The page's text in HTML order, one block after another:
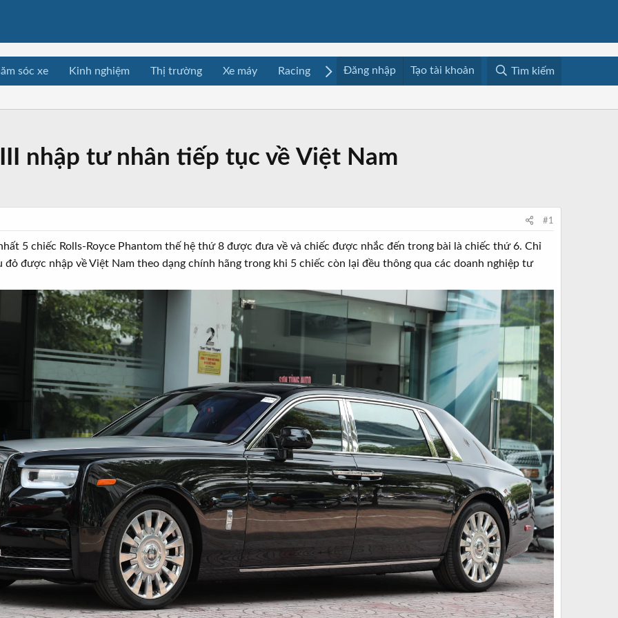
sóc xe Kinh nghiệm Thị trường Xe máy Racing Mua bán Media Resources
Đăng nhập Tạo tài khoản Tìm kiếm
nhập tư nhân tiếp tục về Việt Nam
#1
5 chiếc Rolls-Royce Phantom thế hệ thứ 8 được đưa về và chiếc được nhắc đến trong bài là chiếc thứ 6. Chỉ
đỏ được nhập về Việt Nam theo dạng chính hãng trong khi 5 chiếc còn lại đều thông qua các doanh nghiệp tư